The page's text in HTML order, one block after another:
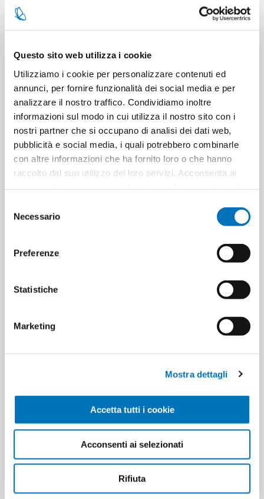
Questo sito web utilizza i cookie
Utilizziamo i cookie per personalizzare contenuti ed
annunci, per fornire funzionalità dei social media e per
analizzare il nostro traffico. Condividiamo inoltre
informazioni sul modo in cui utilizza il nostro sito con i
nostri partner che si occupano di analisi dei dati web,
pubblicità e social media, i quali potrebbero combinarle
con altre informazioni che ha fornito loro o che hanno
raccolto dal suo utilizzo dei loro servizi. Acconsenta ai
delNecessario
Preferenze
Statistiche
Marketing
Mostra dettagli
Accetta tutti i cookie
Acconsenti ai selezionati
Rifiuta
COMPAGNIA INDIE SAP LIQ
DOS 300 ML ARANCIA E CUOIO
COMPAGNIA INDIE SAP LIQ
DOS 300 ML MUGHETTO E
MUSCHIO BIANCO
COMPAGNIA INDIE SAP LIQ
DOS 300 ML ORCHIDEA E
COMPAGNIA INDIE SAP LIQ
DOS 300 ML PEONIA E AMBRA
DERMOMED
DERMOMED